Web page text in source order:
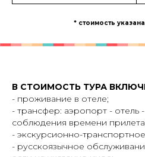
* стоимость
В СТОИМОСТЬ ТУРА
- проживание в отеле;
- трансфер: аэропорт - отель
соблюдения времени
- экскурсионно-
- русскоязычное